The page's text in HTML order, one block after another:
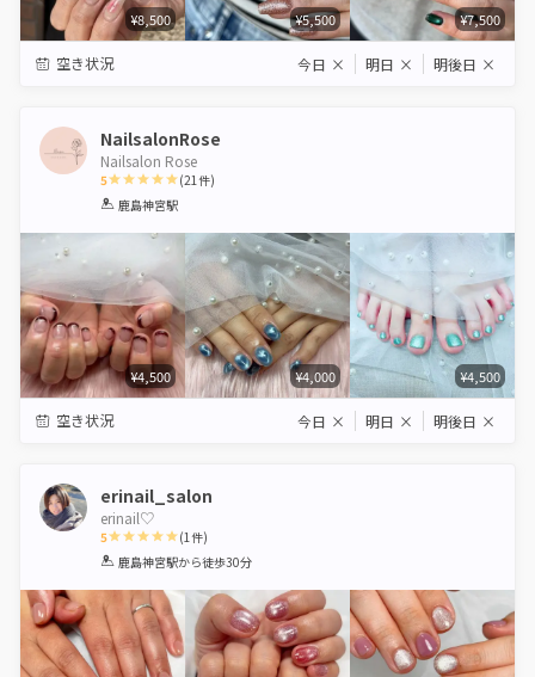
¥8,500 ¥5,500 ¥7,500
空き状況 今日 × 明日 × 明後日 ×
NailsalonRose
Nailsalon Rose
5
1 2 3 4 5
(21件)
鹿島神宮駅
¥4,500 ¥4,000 ¥4,500
空き状況 今日 × 明日 × 明後日 ×
erinail_salon
erinail♡
5
1 2 3 4 5
(1件)
鹿島神宮駅から徒歩30分